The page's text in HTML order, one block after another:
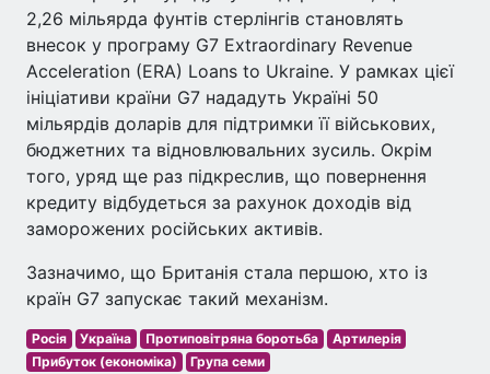
2,26 мільярда фунтів стерлінгів становлять
внесок у програму G7 Extraordinary Revenue
Acceleration (ERA) Loans to Ukraine. У рамках цієї
ініціативи країни G7 нададуть Україні 50
мільярдів доларів для підтримки її військових,
бюджетних та відновлювальних зусиль. Окрім
того, уряд ще раз підкреслив, що повернення
кредиту відбудеться за рахунок доходів від
заморожених російських активів.
Зазначимо, що Британія стала першою, хто із
країн G7 запускає такий механізм.
Росія Україна Протиповітряна боротьба
Артилерія
Прибуток (економіка)
Група семи